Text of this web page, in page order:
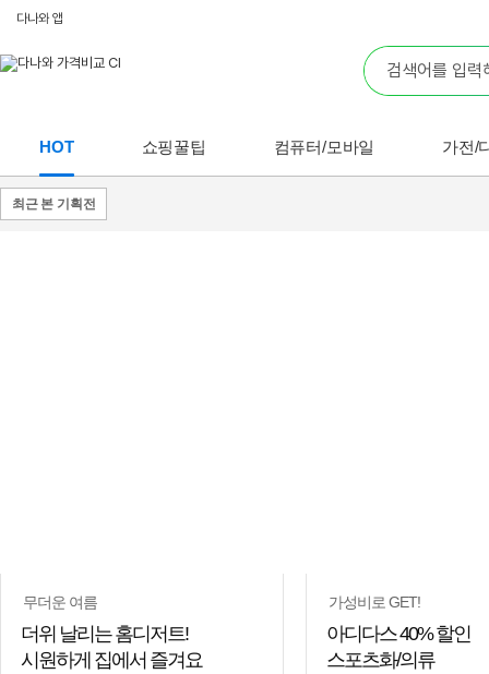
다나와 앱
HOT 쇼핑꿀팁 컴퓨터/모바일 가전/
최근 본 기획전
무더운 여름
더위 날리는 홈디저트!
시원하게 집에서 즐겨요
가성비로 GET!
아디다스 40% 할인
스포츠화/의류